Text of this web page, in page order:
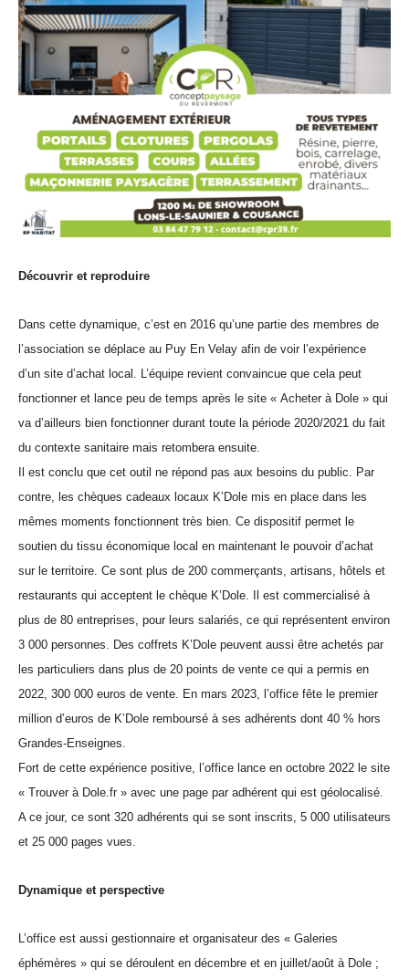
Découvrir et reproduire
Dans cette dynamique, c’est en 2016 qu’une partie des membres de
l’association se déplace au Puy En Velay afin de voir l’expérience
d’un site d’achat local. L’équipe revient convaincue que cela peut
fonctionner et lance peu de temps après le site « Acheter à Dole » qui
va d’ailleurs bien fonctionner durant toute la période 2020/2021 du fait
du contexte sanitaire mais retombera ensuite.
Il est conclu que cet outil ne répond pas aux besoins du public. Par
contre, les chèques cadeaux locaux K’Dole mis en place dans les
mêmes moments fonctionnent très bien. Ce dispositif permet le
soutien du tissu économique local en maintenant le pouvoir d’achat
sur le territoire. Ce sont plus de 200 commerçants, artisans, hôtels et
restaurants qui acceptent le chèque K’Dole. Il est commercialisé à
plus de 80 entreprises, pour leurs salariés, ce qui représentent environ
3 000 personnes. Des coffrets K’Dole peuvent aussi être achetés par
les particuliers dans plus de 20 points de vente ce qui a permis en
2022, 300 000 euros de vente. En mars 2023, l’office fête le premier
million d’euros de K’Dole remboursé à ses adhérents dont 40 % hors
Grandes-Enseignes.
Fort de cette expérience positive, l’office lance en octobre 2022 le site
« Trouver à Dole.fr » avec une page par adhérent qui est géolocalisé.
A ce jour, ce sont 320 adhérents qui se sont inscrits, 5 000 utilisateurs
et 25 000 pages vues.
Dynamique et perspective
L’office est aussi gestionnaire et organisateur des « Galeries
éphémères » qui se déroulent en décembre et en juillet/août à Dole ;